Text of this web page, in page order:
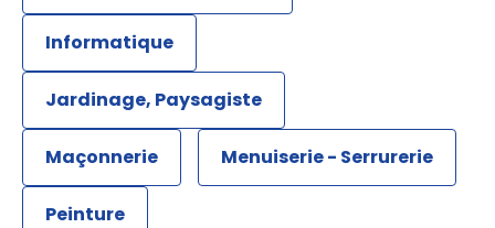
Informatique
Jardinage, Paysagiste
Maçonnerie Menuiserie - Serrurerie
Peinture